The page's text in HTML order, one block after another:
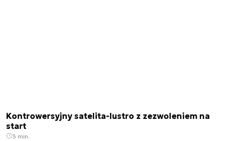
Kontrowersyjny satelita-lustro z zezwoleniem na
start
3 min.